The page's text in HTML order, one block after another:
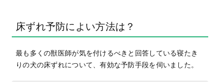
床ずれ予防によい方法は？
最も多くの獣医師が気を付けるべきと回答している寝たき
りの犬の床ずれについて、有効な予防手段を伺いました。